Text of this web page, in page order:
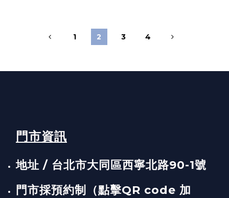
1 2 3 4
門市資訊
地址 / 台北市大同區西寧北路90-1號
門市採預約制（點擊QR code 加